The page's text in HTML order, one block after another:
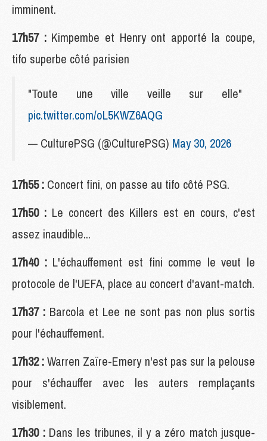
imminent.
17h57 : Kimpembe et Henry ont apporté la coupe,
tifo superbe côté parisien
"Toute une ville veille sur elle"
pic.twitter.com/oL5KWZ6AQG
— CulturePSG (@CulturePSG) May 30, 2026
17h55 : Concert fini, on passe au tifo côté PSG.
17h50 : Le concert des Killers est en cours, c'est
assez inaudible...
17h40 : L'échauffement est fini comme le veut le
protocole de l'UEFA, place au concert d'avant-match.
17h37 : Barcola et Lee ne sont pas non plus sortis
pour l'échauffement.
17h32 :Warren Zaïre-Emery n'est pas sur la pelouse
pour s'échauffer avec les auters remplaçants
visiblement.
17h30 : Dans les tribunes, il y a zéro match jusque-